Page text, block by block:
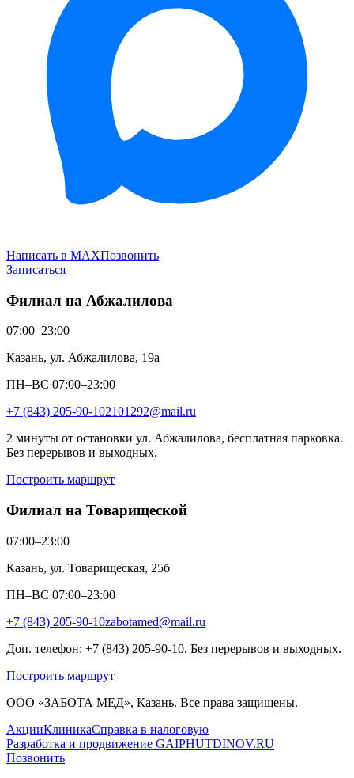
Написать в MAXПозвонить
Записаться
Филиал на Абжалилова
07:00–23:00
Казань, ул. Абжалилова, 19а
ПН–ВС 07:00–23:00
+7 (843) 205-90-102101292@mail.ru
2 минуты от остановки ул. Абжалилова, бесплатная парковка.
Без перерывов и выходных.
Построить маршрут
Филиал на Товарищеской
07:00–23:00
Казань, ул. Товарищеская, 25б
ПН–ВС 07:00–23:00
+7 (843) 205-90-10zabotamed@mail.ru
Доп. телефон: +7 (843) 205-90-10. Без перерывов и выходных.
Построить маршрут
ООО «ЗАБОТА МЕД», Казань. Все права защищены.
АкцииКлиникаСправка в налоговую
Разработка и продвижение GAIPHUTDINOV.RU
Позвонить